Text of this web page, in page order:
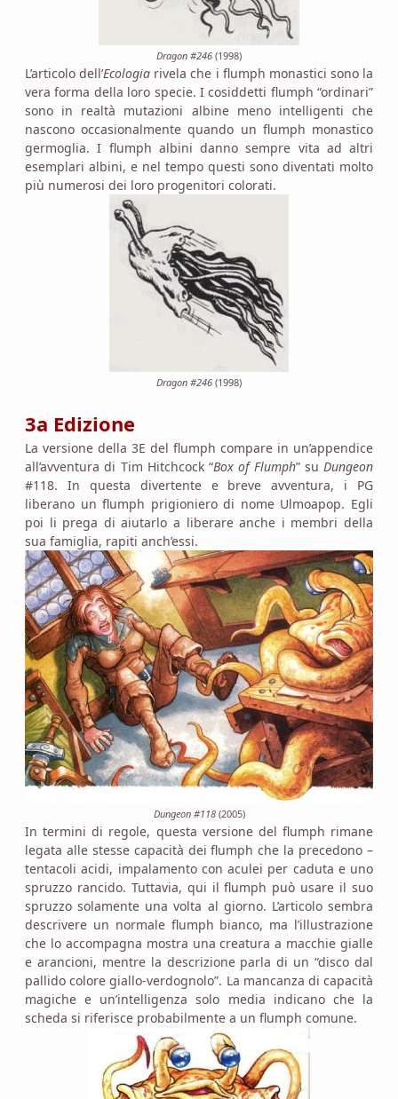
Dragon #246 (1998)
L’articolo dell’Ecologia rivela che i flumph monastici sono la
vera forma della loro specie. I cosiddetti flumph “ordinari”
sono in realtà mutazioni albine meno intelligenti che
nascono occasionalmente quando un flumph monastico
germoglia. I flumph albini danno sempre vita ad altri
esemplari albini, e nel tempo questi sono diventati molto
più numerosi dei loro progenitori colorati.
Dragon #246 (1998)
3a Edizione
La versione della 3E del flumph compare in un’appendice
all’avventura di Tim Hitchcock “Box of Flumph” su Dungeon
#118. In questa divertente e breve avventura, i PG
liberano un flumph prigioniero di nome Ulmoapop. Egli
poi li prega di aiutarlo a liberare anche i membri della
sua famiglia, rapiti anch’essi.
Dungeon #118(2005)
In termini di regole, questa versione del flumph rimane
legata alle stesse capacità dei flumph che la precedono –
tentacoli acidi, impalamento con aculei per caduta e uno
spruzzo rancido. Tuttavia, qui il flumph può usare il suo
spruzzo solamente una volta al giorno. L’articolo sembra
descrivere un normale flumph bianco, ma l’illustrazione
che lo accompagna mostra una creatura a macchie gialle
e arancioni, mentre la descrizione parla di un “disco dal
pallido colore giallo-verdognolo”. La mancanza di capacità
magiche e un’intelligenza solo media indicano che la
scheda si riferisce probabilmente a un flumph comune.